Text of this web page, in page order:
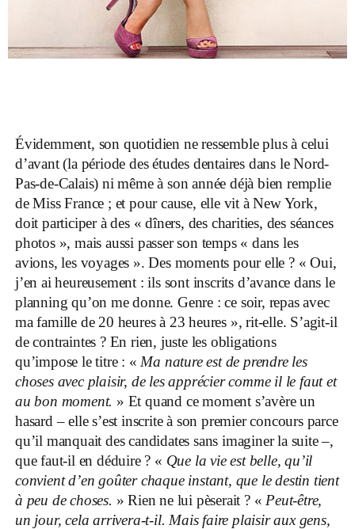
Évidemment, son quotidien ne ressemble plus à celui
d’avant (la période des études dentaires dans le Nord-
Pas-de-Calais) ni même à son année déjà bien remplie
de Miss France ; et pour cause, elle vit à New York,
doit participer à des « dîners, des charities, des séances
photos », mais aussi passer son temps « dans les
avions, les voyages ». Des moments pour elle ? « Oui,
j’en ai heureusement : ils sont inscrits d’avance dans le
planning qu’on me donne. Genre : ce soir, repas avec
ma famille de 20 heures à 23 heures », rit-elle. S’agit-il
de contraintes ? En rien, juste les obligations
qu’impose le titre : « Ma nature est de prendre les
choses avec plaisir, de les apprécier comme il le faut et
au bon moment. » Et quand ce moment s’avère un
hasard – elle s’est inscrite à son premier concours parce
qu’il manquait des candidates sans imaginer la suite –,
que faut-il en déduire ? « Que la vie est belle, qu’il
convient d’en goûter chaque instant, que le destin tient
à peu de choses. » Rien ne lui pèserait ? « Peut-être,
un jour, cela arrivera-t-il. Mais faire plaisir aux gens,